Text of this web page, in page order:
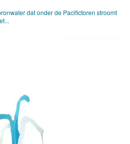
dat onder de Pacifictoren stroomt